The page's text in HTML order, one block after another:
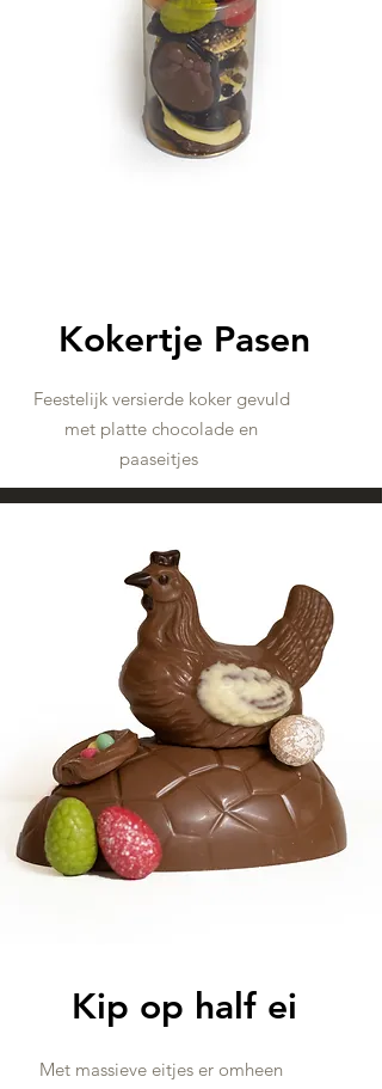
Kokertje Pasen
Feestelijk versierde koker gevuld
met platte chocolade en
paaseitjes
Kip op half ei
Met massieve eitjes er omheen